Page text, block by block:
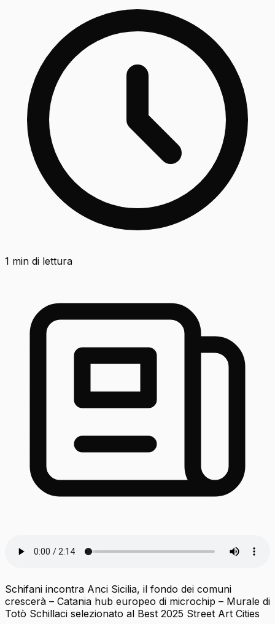
1 min di lettura
Schifani incontra Anci Sicilia, il fondo dei comuni
crescerà – Catania hub europeo di microchip – Murale di
Totò Schillaci selezionato al Best 2025 Street Art Cities